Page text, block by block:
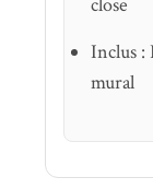
close
Inclus :
mural